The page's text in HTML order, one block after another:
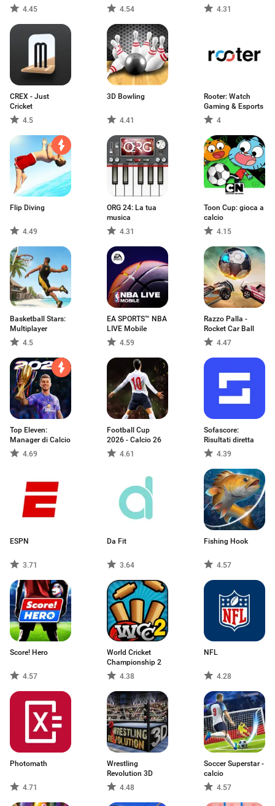
4.45
4.54
4.31
CREX - Just
Cricket
4.5
3D Bowling
4.41
Rooter: Watch
Gaming & Esports
4
Flip Diving
4.49
ORG 24: La tua
musica
4.31
Toon Cup: gioca a
calcio
4.15
Basketball Stars:
Multiplayer
4.5
EA SPORTS™ NBA
LIVE Mobile
4.59
Razzo Palla -
Rocket Car Ball
4.47
Top Eleven:
Manager di Calcio
4.69
Football Cup
2026 - Calcio 26
4.61
Sofascore:
Risultati diretta
4.39
ESPN
3.71
Da Fit
3.64
Fishing Hook
4.57
Score! Hero
4.57
World Cricket
Championship 2
4.38
NFL
4.28
Photomath
4.71
Wrestling
Revolution 3D
4.48
Soccer Superstar -
calcio
4.57